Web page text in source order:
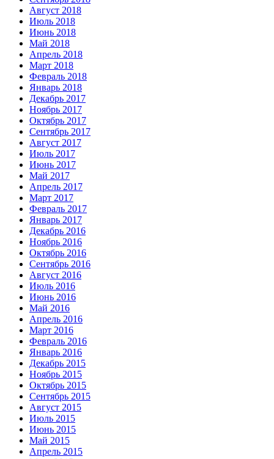
Август 2018
Июль 2018
Июнь 2018
Май 2018
Апрель 2018
Март 2018
Февраль 2018
Январь 2018
Декабрь 2017
Ноябрь 2017
Октябрь 2017
Сентябрь 2017
Август 2017
Июль 2017
Июнь 2017
Май 2017
Апрель 2017
Март 2017
Февраль 2017
Январь 2017
Декабрь 2016
Ноябрь 2016
Октябрь 2016
Сентябрь 2016
Август 2016
Июль 2016
Июнь 2016
Май 2016
Апрель 2016
Март 2016
Февраль 2016
Январь 2016
Декабрь 2015
Ноябрь 2015
Октябрь 2015
Сентябрь 2015
Август 2015
Июль 2015
Июнь 2015
Май 2015
Апрель 2015